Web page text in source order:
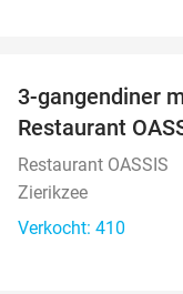
3-gangendiner
Restaurant
Restaurant OASSIS
Zierikzee
Verkocht: 410